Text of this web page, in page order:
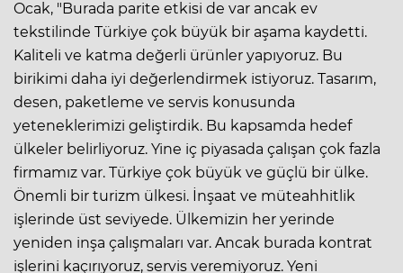
Ocak, "Burada parite etkisi de var ancak ev
tekstilinde Türkiye çok büyük bir aşama kaydetti.
Kaliteli ve katma değerli ürünler yapıyoruz. Bu
birikimi daha iyi değerlendirmek istiyoruz. Tasarım,
desen, paketleme ve servis konusunda
yeteneklerimizi geliştirdik. Bu kapsamda hedef
ülkeler belirliyoruz. Yine iç piyasada çalışan çok fazla
firmamız var. Türkiye çok büyük ve güçlü bir ülke.
Önemli bir turizm ülkesi. İnşaat ve müteahhitlik
işlerinde üst seviyede. Ülkemizin her yerinde
yeniden inşa çalışmaları var. Ancak burada kontrat
işlerini kaçırıyoruz, servis veremiyoruz. Yeni